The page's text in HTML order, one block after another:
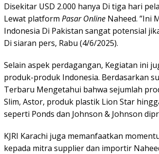
Disekitar USD 2.000 hanya Di tiga hari
Lewat platform Pasar Online Naheed. ”Ini
Indonesia Di Pakistan sangat potensial
Di siaran pers, Rabu (4/6/2025).
Selain aspek perdagangan, Kegiatan ini
produk-produk Indonesia. Berdasarkan
Terbaru Mengetahui bahwa sejumlah
Slim, Astor, produk plastik Lion Star
seperti Ponds dan Johnson & Johnson
KJRI Karachi juga memanfaatkan
kepada mitra supplier dan importir